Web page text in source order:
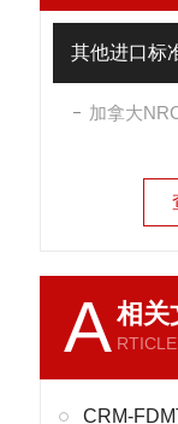
其他进口标
加拿大
A相关
CRM-